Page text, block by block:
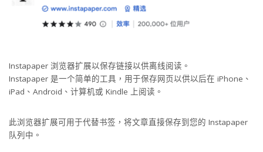
Instapaper 浏览器扩展以保存链接以供离线阅读。
Instapaper 是一个简单的工具，用于保存网页以供以后在 iPhone、
iPad、Android、计算机或 Kindle 上阅读。
此浏览器扩展可用于代替书签，将文章直接保存到您的 Instapaper
队列中。